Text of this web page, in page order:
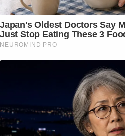
Japan's Oldest Doctors Say
Just Stop Eating These 3
NEUROMIND PRO